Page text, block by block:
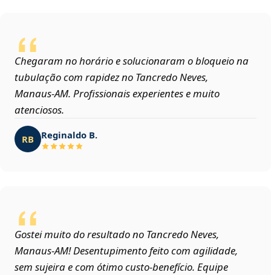
Chegaram no horário e solucionaram o bloqueio na
tubulação com rapidez no Tancredo Neves,
Manaus‑AM. Profissionais experientes e muito
atenciosos.
RB Reginaldo B.
Gostei muito do resultado no Tancredo Neves,
Manaus‑AM! Desentupimento feito com agilidade,
sem sujeira e com ótimo custo-benefício. Equipe